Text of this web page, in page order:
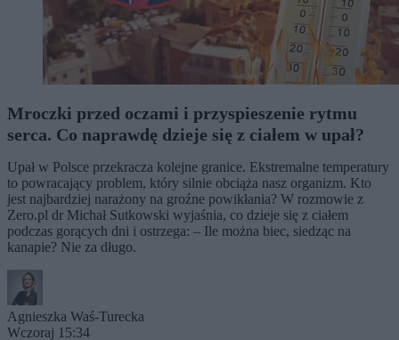
Mroczki przed oczami i przyspieszenie rytmu
serca. Co naprawdę dzieje się z ciałem w upał?
Upał w Polsce przekracza kolejne granice. Ekstremalne temperatury
to powracający problem, który silnie obciąża nasz organizm. Kto
jest najbardziej narażony na groźne powikłania? W rozmowie z
Zero.pl dr Michał Sutkowski wyjaśnia, co dzieje się z ciałem
podczas gorących dni i ostrzega: – Ile można biec, siedząc na
kanapie? Nie za długo.
Agnieszka Waś-Turecka
Wczoraj 15:34